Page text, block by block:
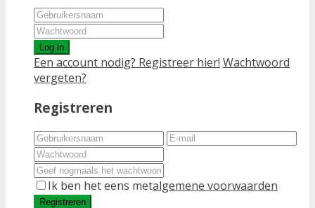
Log in
Een account nodig? Registreer hier! Wachtwoord
vergeten?
Registreren
Ik ben het eens metalgemene voorwaarden
Registreren